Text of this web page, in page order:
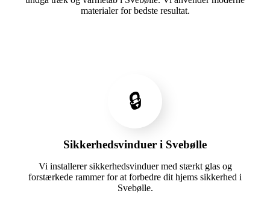
materialer for bedste resultat.
🔒
Sikkerhedsvinduer i Svebølle
Vi installerer sikkerhedsvinduer med stærkt glas og
forstærkede rammer for at forbedre dit hjems sikkerhed i
Svebølle.